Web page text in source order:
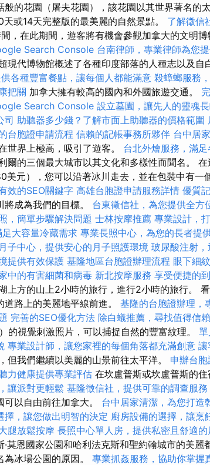
的花園（屠夫花園），該花園以其世界著名的
或14天完整版的最美麗的自然景點。 了解徵信
，在此期間，遊客將有機會參觀加拿大的文明博
Search Console 台南律師，專業律師為您
現代博物館概述了各種印度部落的人種志以及自
各種豐富餐點，讓每個人都能滿意 殺蟑螂服務
把關 加拿大擁有較高的國內和外國旅遊交通。
Search Console 設立墓園，讓先人的靈魂
司 助聽器多少錢？了解市面上助聽器的價格範圍
台胞證申請流程 信賴的記帳事務所夥伴 台中居
世界上極高，吸引了遊客。 台北外燴服務，滿
爾的三個最大城市以其文化和多樣性而聞名。
美元），您可以沿著冰川走去，並在包裝​​中有一
效的SEO關鍵字 高雄台胞證申請服務詳情 優質
成為我們的目標。 台東徵信社，為您提供全方
，簡單步驟解決問題 士林按摩推薦 專業設計，
大容量冷藏需求 專業長照中心，為您的長者提
子中心，提供安心的月子照護環境 玻尿酸注射
提供有效保護 基隆地區台胞證辦理流程 眼下細
中的有害細菌和病毒 新北按摩服務 享受便捷的
上方的山上2小時的旅行，進行2小時的旅行。
路上的美麗地平線前進。 基隆的台胞證辦理，
完善的SEO優化方法 除白蟻推薦，尋找值得信
的視覺刺激照片，可以捕捉自然的豐富紋理。
專業設計師，讓您家裡的每個角落都充滿創意 讓
但我們繼續以美麗的山景前往太平洋。 申辦台
力健康提供專業評估 在坎盧普斯或坎盧普斯的住
讓派對更輕鬆 基隆徵信社，提供可靠的調查服務
以自由前往加拿大。 台中居家清潔，為您打造
擇，讓您做出明智的決定 廚房設備的選擇，讓烹
腿放鬆按摩 長照中心單人房，提供私密且舒適的
莫恩國家公園和哈利法克斯和聖約翰城市的美麗
冰場公園的原因。 專業抓姦服務，協助你掌握